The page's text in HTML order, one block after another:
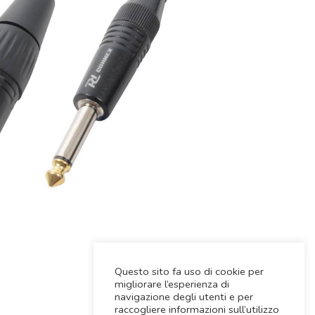
Questo sito fa uso di cookie per
migliorare l’esperienza di
navigazione degli utenti e per
raccogliere informazioni sull’utilizzo